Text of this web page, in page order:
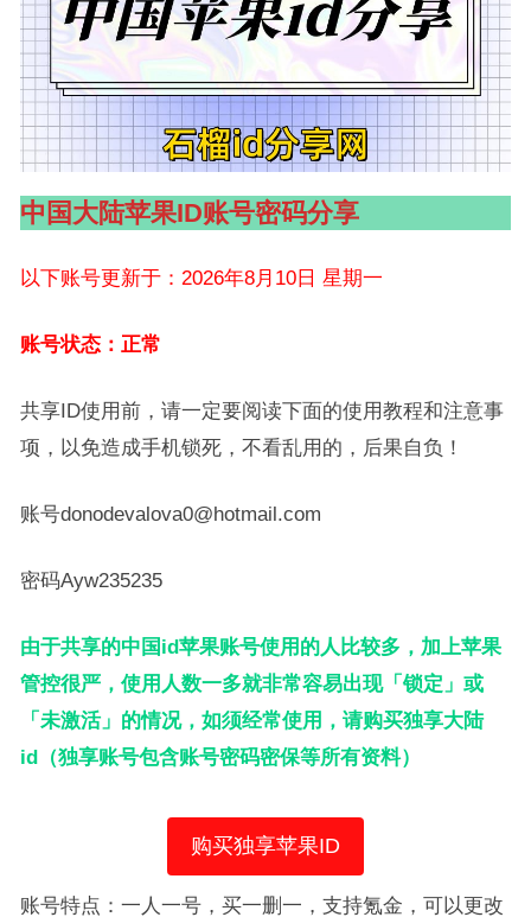
中国大陆苹果ID账号密码分享
以下账号更新于：2026年8月10日 星期一
账号状态：正常
共享ID使用前，请一定要阅读下面的使用教程和注意事
项，以免造成手机锁死，不看乱用的，后果自负！
账号donodevalova0@hotmail.com
密码Ayw235235
由于共享的中国id苹果账号使用的人比较多，加上苹果
管控很严，使用人数一多就非常容易出现「锁定」或
「未激活」的情况，如须经常使用，请购买独享大陆
id（独享账号包含账号密码密保等所有资料）
购买独享苹果ID
账号特点：一人一号，买一删一，支持氪金，可以更改